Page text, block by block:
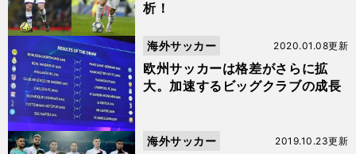
析！
欧州サッカーは格差がさらに拡
大。加速するビッグクラブの成長
2020.01.08更新
海外サッカー
2019.10.23更新
海外サッカー